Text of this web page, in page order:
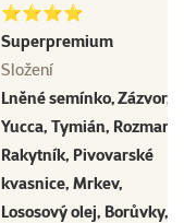
⭐⭐⭐⭐
Superpremium
Složení
Lněné semínko, Zázvor,
Yucca, Tymián,
Rakytník, Pivovarské
kvasnice, Mrkev,
Lososový olej, Borůvky,